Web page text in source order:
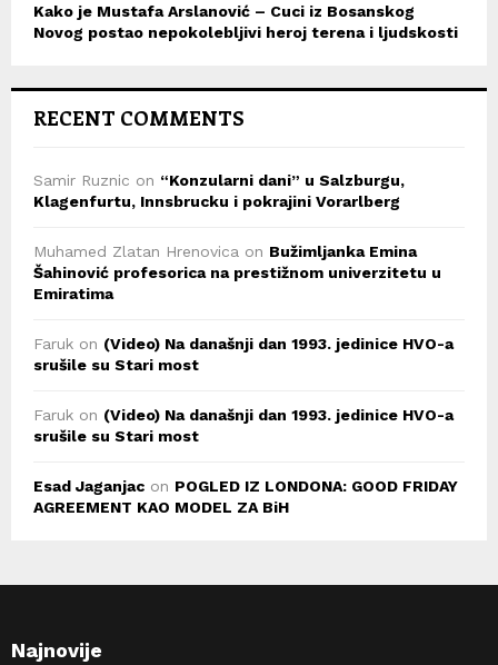
Kako je Mustafa Arslanović – Cuci iz Bosanskog
Novog postao nepokolebljivi heroj terena i ljudskosti
RECENT COMMENTS
Samir Ruznic on “Konzularni dani” u Salzburgu,
Klagenfurtu, Innsbrucku i pokrajini Vorarlberg
Muhamed Zlatan Hrenovica on Bužimljanka Emina
Šahinović profesorica na prestižnom univerzitetu u
Emiratima
Faruk on (Video) Na današnji dan 1993. jedinice HVO-a
srušile su Stari most
Faruk on (Video) Na današnji dan 1993. jedinice HVO-a
srušile su Stari most
Esad Jaganjac on POGLED IZ LONDONA: GOOD FRIDAY
AGREEMENT KAO MODEL ZA BiH
Najnovije